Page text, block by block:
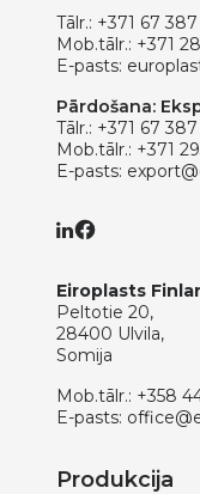
Tālr.: +371 67
Mob.tālr.: +371
E-pasts:
Pārdošana:
Tālr.: +371 67
Mob.tālr.: +371
E-pasts:
Eiroplasts
Peltotie 20,
28400 Ulvila,
Somija
Mob.tālr.: +358
E-pasts:
Produkcija